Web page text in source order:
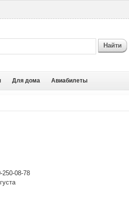
Найти
Для дома Авиабилеты
08-78